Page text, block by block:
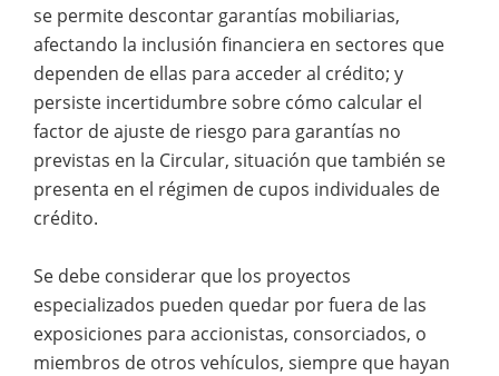
se permite descontar garantías mobiliarias,
afectando la inclusión financiera en sectores que
dependen de ellas para acceder al crédito; y
persiste incertidumbre sobre cómo calcular el
factor de ajuste de riesgo para garantías no
previstas en la Circular, situación que también se
presenta en el régimen de cupos individuales de
crédito.
Se debe considerar que los proyectos
especializados pueden quedar por fuera de las
exposiciones para accionistas, consorciados, o
miembros de otros vehículos, siempre que hayan